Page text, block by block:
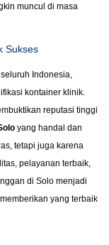
muncul di masa
Sukses
Indonesia,
kontainer klinik.
reputasi tinggi
yang handal dan
tetapi juga karena
pelayanan terbaik,
di Solo menjadi
yang terbaik